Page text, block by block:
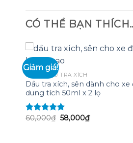
CÓ THỂ BẠN
Giảm giá!
KHÓA, DẦU TRA XÍCH
Dầu tra xích, sên dành cho xe
dung tích 50ml x 2 lọ
Được xếp
60,000₫ Giá
gốc
58,000₫Giá